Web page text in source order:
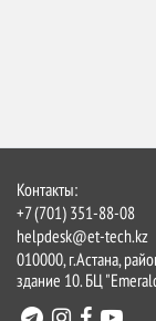
Контакты:
+7 (701) 351-88-08
helpdesk@et-tech.kz
010000, г.Астана,
здание 10. БЦ